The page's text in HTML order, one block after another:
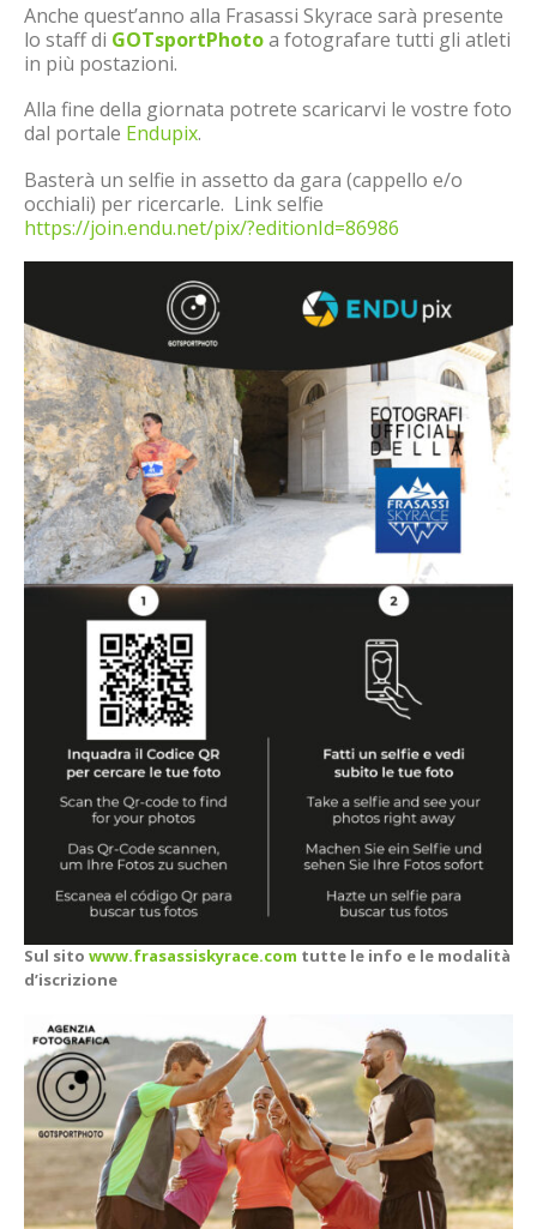
Anche quest’anno alla Frasassi Skyrace sarà presente
lo staff di GOTsportPhotoa fotografare tutti gli atleti
in più postazioni.
Alla fine della giornata potrete scaricarvi le vostre foto
dal portale Endupix.
Basterà un selfie in assetto da gara (cappello e/o
occhiali) per ricercarle. Link selfie
https://join.endu.net/pix/?editionId=86986
Sul sito www.frasassiskyrace.com tutte le info e le modalità
d’iscrizione